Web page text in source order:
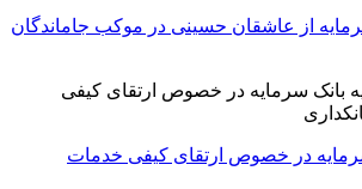
از عاشقان حسینی در موکب جاماندگان
سرمایه در خصوص ارتقای کیفی خدمات